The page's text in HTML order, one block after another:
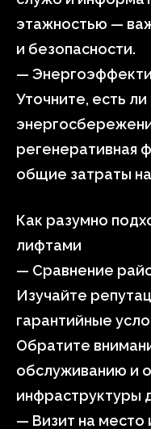
этажностью —
и безопасности.
—
Уточните, есть
регенеративная
общие затраты
Как разумно
лифтами
— Сравнение
Изучайте
гарантийные
Обратите
обслуживанию и
инфраструктуры
— Визит на место